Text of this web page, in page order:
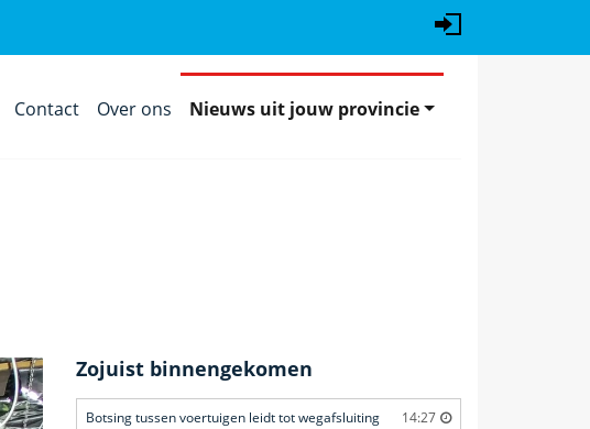
Contact Over ons Nieuws uit jouw provincie
Zojuist binnengekomen
Botsing tussen voertuigen leidt tot wegafsluiting 14:27